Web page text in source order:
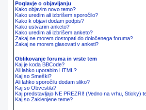
Poglavje o objavljanju
Kako objavim novo temo?
Kako uredim ali izbrišem sporočilo?
Kako k objavi dodam podpis?
Kako ustvarim anketo?
Kako uredim ali izbrišem anketo?
Zakaj ne morem dostopati do določenega foruma?
Zakaj ne morem glasovati v anketi?
Oblikovanje foruma in vrste tem
Kaj je koda BBCode?
Ali lahko uporabim HTML?
Kaj so Smeški?
Ali lahko sporočilu dodam sliko?
Kaj so Obvestila?
Kaj predstavljajo NE PREZRI! (Vedno na vrhu, Sticky)
Kaj so Zaklenjene teme?